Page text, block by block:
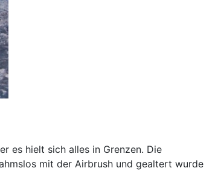
es hielt sich alles in Grenzen. Die
mit der Airbrush und gealtert wurde